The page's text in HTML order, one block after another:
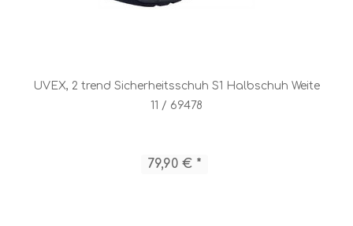
UVEX, 2 trend Sicherheitsschuh S1 Halbschuh Weite
11 / 69478
79,90 € *